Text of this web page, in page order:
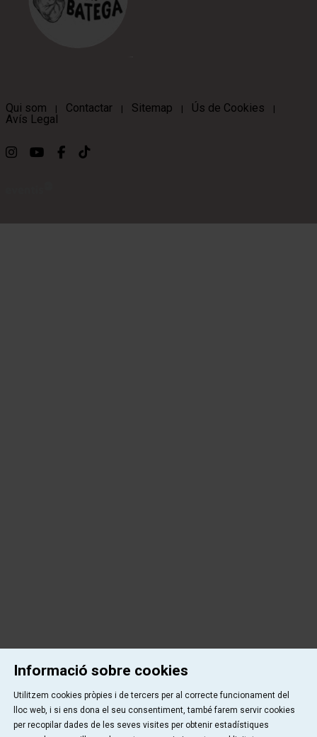
Qui som | Contactar | Sitemap | Ús de Cookies |
Avís Legal
Link a instagram
Link a youtube
Link a facebook
Link a ticktok
Informació sobre cookies
Utilitzem cookies pròpies i de tercers per al correcte funcionament del
lloc web, i si ens dona el seu consentiment, també farem servir cookies
per recopilar dades de les seves visites per obtenir estadístiques